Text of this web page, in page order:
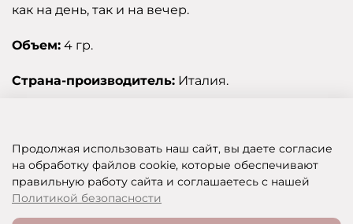
как на день, так и на вечер.
Объем: 4 гр.
Страна-производитель: Италия.
SHOP OF BEAUTY - МУЛЬТИБРЕНДОВЫЙ ИНТЕРНЕТ-МАГАЗИН КОСМЕТИКИ
Продолжая использовать наш сайт, вы даете согласие
на обработку файлов cookie, которые обеспечивают
правильную работу сайта и соглашаетесь с нашей
Политикой безопасности